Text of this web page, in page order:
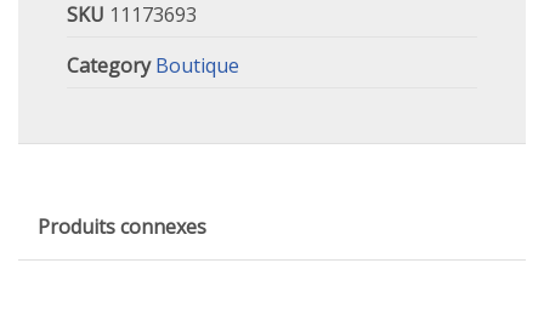
SKU 11173693
Category Boutique
Produits connexes